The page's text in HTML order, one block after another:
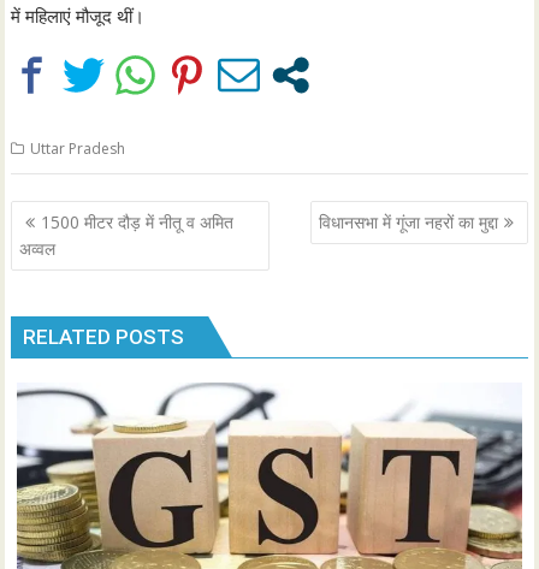
में महिलाएं मौजूद थीं।
Uttar Pradesh
Post
navigation
1500 मीटर दौड़ में नीतू व अमित
अव्वल
विधानसभा में गूंजा नहरों का मुद्दा
RELATED POSTS